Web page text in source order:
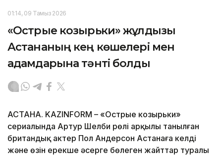
01:14, 09 Тамыз 2026
«Острые козырьки» жұлдызы
Астананың кең көшелері мен
адамдарына тәнті болды
АСТАНА. KAZINFORM – «Острые козырьки»
сериалында Артур Шелби рөлі арқылы танылған
британдық актер Пол Андерсон Астанаға келді
және өзін ерекше әсерге бөлеген жайттар туралы